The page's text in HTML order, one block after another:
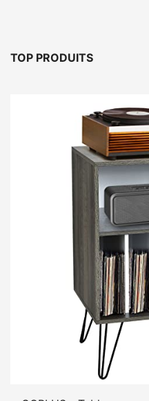
TOP PRODUITS